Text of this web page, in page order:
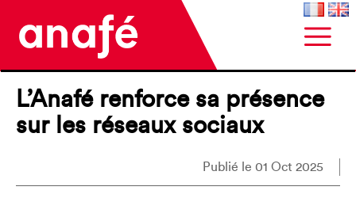
L’Anafé renforce sa présence
sur les réseaux sociaux
Publié le 01 Oct 2025